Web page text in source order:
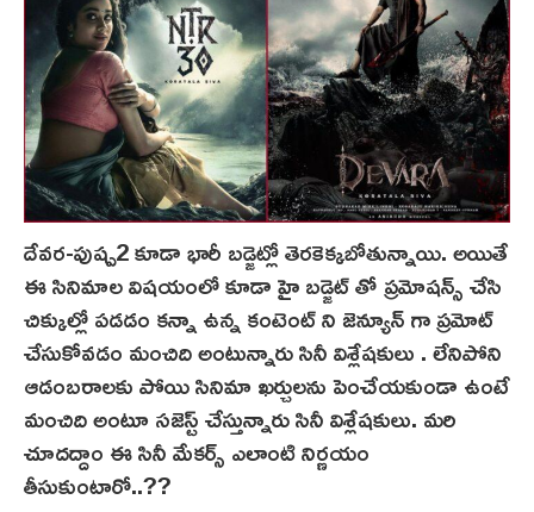
దేవర-పుష్ప2 కూడా భారీ బడ్జెట్లో తెరకెక్కబోతున్నాయి. అయితే
ఈ సినిమాల విషయంలో కూడా హై బడ్జెట్ తో ప్రమోషన్స్ చేసి
చిక్కుల్లో పడడం కన్నా ఉన్న కంటెంట్ ని జెన్యూన్ గా ప్రమోట్
చేసుకోవడం మంచిది అంటున్నారు సినీ విశ్లేషకులు . లేనిపోని
ఆడంబరాలకు పోయి సినిమా ఖర్చులను పెంచేయకుండా ఉంటే
మంచిది అంటూ సజెస్ట్ చేస్తున్నారు సినీ విశ్లేషకులు. మరి
చూదద్దాం ఈ సినీ మేకర్స్ ఎలాంటి నిర్ణయం
తీసుకుంటారో..??